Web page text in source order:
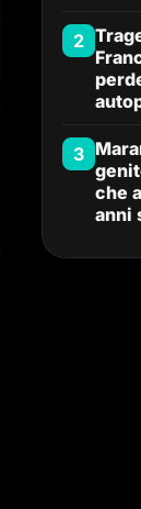
2
3
che
anni